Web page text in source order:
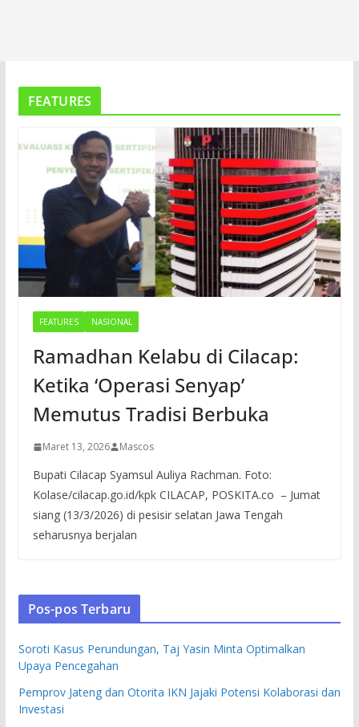
FEATURES
FEATURES NASIONAL
Ramadhan Kelabu di Cilacap:
Ketika ‘Operasi Senyap’
Memutus Tradisi Berbuka
Maret 13, 2026 Mascos
Bupati Cilacap Syamsul Auliya Rachman. Foto:
Kolase/cilacap.go.id/kpk CILACAP, POSKITA.co – Jumat
siang (13/3/2026) di pesisir selatan Jawa Tengah
seharusnya berjalan
Pos-pos Terbaru
Soroti Kasus Perundungan, Taj Yasin Minta Optimalkan
Upaya Pencegahan
Pemprov Jateng dan Otorita IKN Jajaki Potensi Kolaborasi dan
Investasi